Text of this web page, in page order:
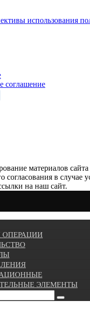
использования
соглашение
материалов
согласования в случае
на наш сайт.
ОПЕРАЦИИ
ЭЛЕМЕНТЫ